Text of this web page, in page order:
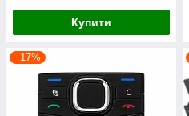
Купити
–17%